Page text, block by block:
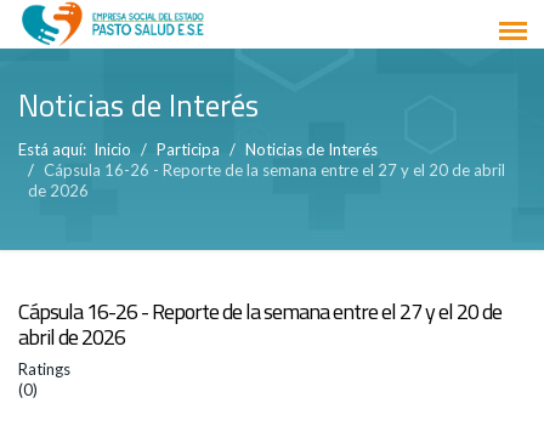
Noticias de Interés
Está aquí: Inicio Participa
Noticias de Interés
Cápsula 16-26 - Reporte de la semana entre el 27 y el 20 de abril
de 2026
Cápsula 16-26 - Reporte de la semana entre el 27 y el 20 de
abril de 2026
Ratings
(0)